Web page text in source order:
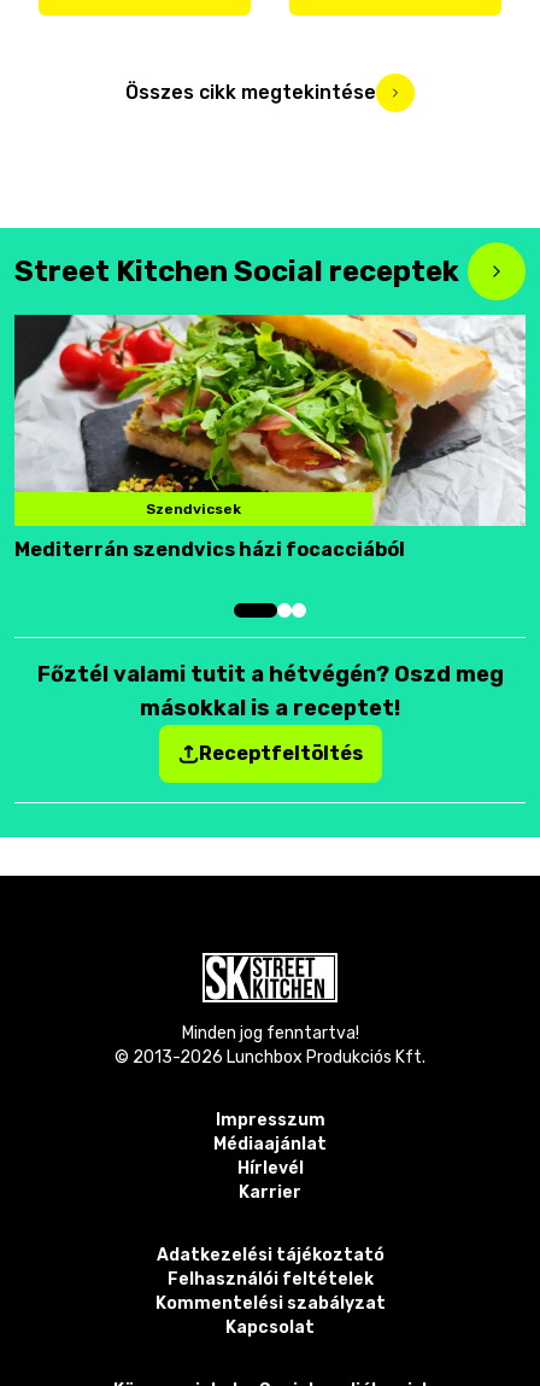
Összes cikk megtekintése
Street Kitchen Social receptek
Szendvicsek
Mediterrán szendvics házi focacciából
Főztél valami tutit a hétvégén? Oszd meg
másokkal is a receptet!
Receptfeltöltés
Minden jog fenntartva!
© 2013-2026 Lunchbox Produkciós Kft.
Impresszum
Médiaajánlat
Hírlevél
Karrier
Adatkezelési tájékoztató
Felhasználói feltételek
Kommentelési szabályzat
Kapcsolat